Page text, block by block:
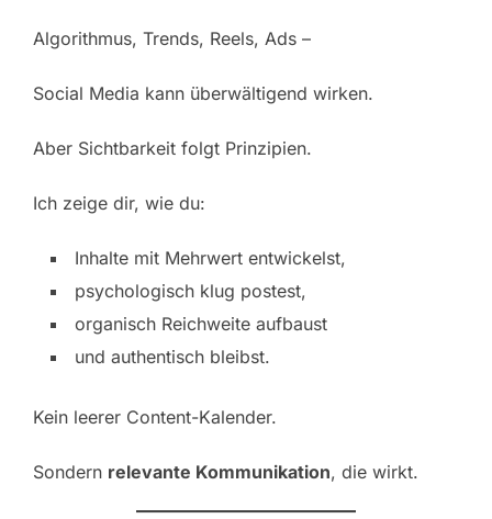
Algorithmus, Trends, Reels, Ads –
Social Media kann überwältigend wirken.
Aber Sichtbarkeit folgt Prinzipien.
Ich zeige dir, wie du:
Inhalte mit Mehrwert entwickelst,
psychologisch klug postest,
organisch Reichweite aufbaust
und authentisch bleibst.
Kein leerer Content-Kalender.
Sondern relevante Kommunikation, die wirkt.